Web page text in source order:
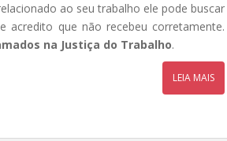
ao seu trabalho ele pode buscar
acredito que não recebeu corretamente.
na Justiça do Trabalho.
LEIA MAIS